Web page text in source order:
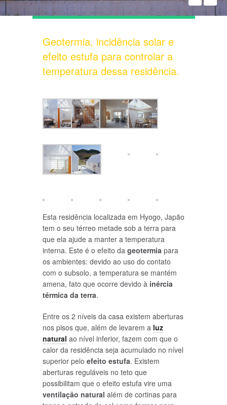
Geotermia, incidência solar e
efeito estufa para controlar a
temperatura dessa residência.
Esta residência localizada em Hyogo, Japão
tem o seu térreo metade sob a terra para
que ela ajude a manter a temperatura
interna. Este é o efeito da geotermiapara
os ambientes: devido ao uso do contato
com o subsolo, a temperatura se mantém
amena, fato que ocorre devido à inércia
térmica da terra.
Entre os 2 níveis da casa existem aberturas
nos pisos que, além de levarem a luz
natural ao nível inferior, fazem com que o
calor da residência seja acumulado no nível
superior pelo efeito estufa. Existem
aberturas reguláveis no teto que
possibilitam que o efeito estufa vire uma
ventilação natural além de cortinas para